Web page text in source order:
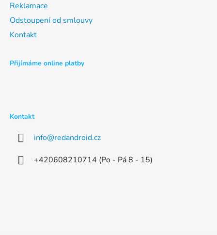
Reklamace
Odstoupení od smlouvy
Kontakt
Přijímáme online platby
Kontakt
info@redandroid.cz
+420608210714 (Po - Pá 8 - 15)